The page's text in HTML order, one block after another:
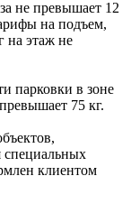
не превышает 12
на подъем,
на этаж не
парковки в зоне
75 кг.
специальных
клиентом